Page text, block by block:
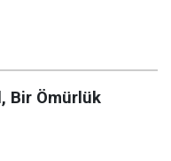
Bir Ömürlük